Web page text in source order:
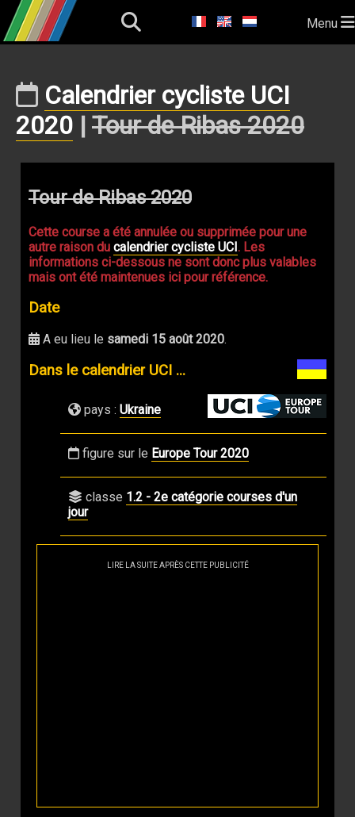
Menu
Calendrier cycliste UCI
2020 | Tour de Ribas 2020
Tour de Ribas 2020
Cette course a été annulée ou supprimée pour une
autre raison du calendrier cycliste UCI. Les
informations ci-dessous ne sont donc plus valables
mais ont été maintenues ici pour référence.
Date
A eu lieu le samedi 15 août 2020.
Dans le calendrier UCI ...
pays : Ukraine
figure sur le Europe Tour 2020
classe 1.2 - 2e catégorie courses d'un
jour
LIRE LA SUITE APRÈS CETTE PUBLICITÉ